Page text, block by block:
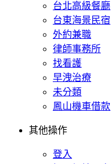
台北高級餐廳
台東海景民宿
外約兼職
律師事務所
找看護
早洩治療
未分類
鳳山機車借款
其他操作
登入